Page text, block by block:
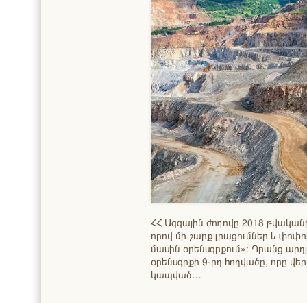
ՀՀ Ազգային ժողովը 2018
որով մի շարք լրացումներ և
մասին օրենսգրքում»։ Դրանց
օրենսգրքի 9-րդ հոդվածը, որը
կապված…